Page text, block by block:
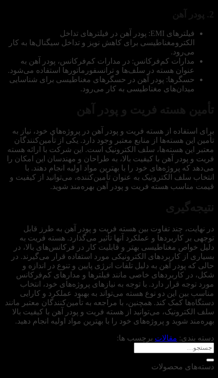
فیلترهای EMI: پودر آهن در فیلترهای تداخل
الکترومغناطیسی برای کاهش نویز و تداخل سیگنال‌ها به کار
می‌رود.
مدارات کم‌فرکانس: در مدارات کم‌فرکانس، پودر آهن به
عنوان هسته در سلف‌ها و ترانسفورماتورها استفاده می‌شود.
حسگرها: پودر آهن در حسگرهای مغناطیسی برای شناسایی
میدان‌های مغناطیسی به کار می‌رود.
برای استفاده از هسته فریت و پودر آهن در پروژه‌های خود، نیاز به
تأمین این هسته‌ها از منابع معتبر وجود دارد. یکی از تأمین‌کنندگان
معتبر این هسته‌ها، سلف الکترونیک است. این شرکت با ارائه هسته
فریت و پودر آهن با کیفیت بالا، به طراحان و مهندسان این امکان را
می‌دهد که پروژه‌های خود را با بهترین مواد اولیه انجام دهند. با
انتخاب سلف الکترونیک به عنوان تأمین‌کننده، می‌توانید از کیفیت و
قیمت مناسب هسته فریت و پودر آهن بهره‌مند شوید.
در نهایت، چند تفاوت‌ بین هسته فریت و پودر آهن به طرز قابل
توجهی بر کاربردها و عملکرد آنها تأثیر می‌گذارد. هسته فریت به
دلیل خواص مغناطیسی بهتر و قابلیت کار در فرکانس‌های بالا، در
بسیاری از کاربردهای الکترونیکی مورد استفاده قرار می‌گیرند. در
حالی که پودر آهن به دلیل تلفات انرژی پایین و تنوع در اندازه و
شکل، در کاربردهای خاصی مانند فیلترها و مدارهای کم‌فرکانس
مورد توجه قرار دارد. با توجه به نیازهای پروژه‌های خود، انتخاب
مناسب بین این دو نوع هسته می‌تواند به بهبود عملکرد و کارایی
دستگاه‌ها کمک کند. همچنین، با مراجعه به تأمین‌کنندگان معتبر مانند
سلف الکترونیک، می‌توانید از هسته فریت و پودر آهن با کیفیت بالا
بهره‌مند شوید و پروژه‌های خود را با بهترین مواد اولیه انجام دهید.
دسته بندی: مقالات برچسب ها:
دسته‌های محصولات